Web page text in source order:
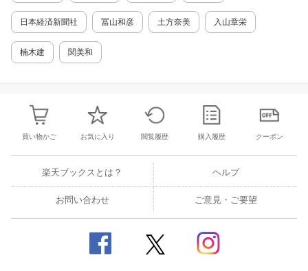
い現実 トヨタ・日産・ホンダそれぞれの「死
角」 日本の自動車産業が克服すべき5つの弱
いま欧州で何が起きているのか 第5章 いま中
国で何が起きているのか 第6章 日本車は生き
残れるか おわりに
日本経済新聞社 冨山和彦 土方奈美 入山章栄
楠木建 関美和
買い物かご お気に入り 閲覧履歴 購入履歴 クーポン
楽天ブックスとは？ ヘルプ
お問い合わせ ご意見・ご要望